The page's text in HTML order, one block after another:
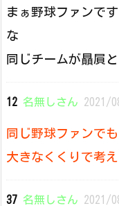
まぁ野球ファンで
な
同じチームが贔屓
12 名無しさん 2021/
同じ野球ファンで
大きなくくりで考
37 名無しさん 2021/